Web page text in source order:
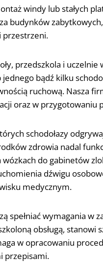
windy lub stałych
budynków
przestrzeni.
przedszkola i
bądź kilku
ruchową. Nasza
oraz w przygotowaniu
schodołazy
zdrowia nadal
do gabinetów
dźwigu
medycznym.
wymagania w
obsługą,
w opracowaniu
przepisami.